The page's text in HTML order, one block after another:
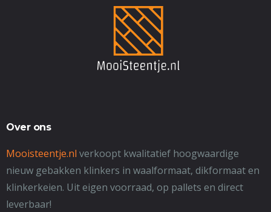
Over ons
Mooisteentje.nl verkoopt kwalitatief hoogwaardige
nieuw gebakken klinkers in waalformaat, dikformaat en
klinkerkeien. Uit eigen voorraad, op pallets en direct
leverbaar!